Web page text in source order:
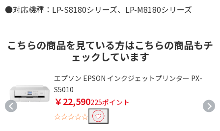
●対応機種：LP-S8180シリーズ、LP-M8180シリーズ
こちらの商品を見ている方はこちらの商品もチ
ェックしています
エプソン EPSON インクジェットプリンター PX-
S5010
￥22,590225ポイント
☆☆☆☆☆